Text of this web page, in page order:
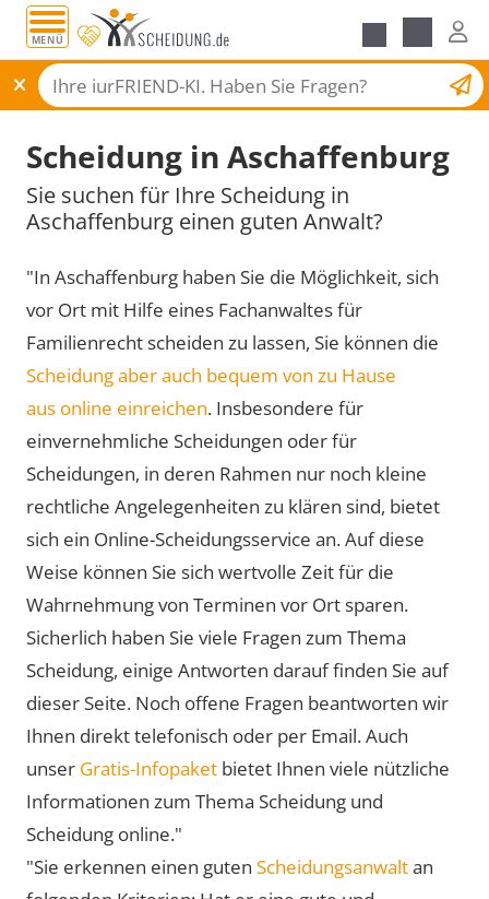
MENÜ
Scheidungsantrag
Scheidung in Aschaffenburg
Sie suchen für Ihre Scheidung in
Aschaffenburg einen guten Anwalt?
"In Aschaffenburg haben Sie die Möglichkeit, sich
vor Ort mit Hilfe eines Fachanwaltes für
Familienrecht scheiden zu lassen, Sie können die
Scheidung aber auch bequem von zu Hause
aus online einreichen. Insbesondere für
einvernehmliche Scheidungen oder für
Scheidungen, in deren Rahmen nur noch kleine
rechtliche Angelegenheiten zu klären sind, bietet
sich ein Online-Scheidungsservice an. Auf diese
Weise können Sie sich wertvolle Zeit für die
Wahrnehmung von Terminen vor Ort sparen.
Sicherlich haben Sie viele Fragen zum Thema
Scheidung, einige Antworten darauf finden Sie auf
dieser Seite. Noch offene Fragen beantworten wir
Ihnen direkt telefonisch oder per Email. Auch
unser Gratis-Infopaket bietet Ihnen viele nützliche
Informationen zum Thema Scheidung und
Scheidung online."
"Sie erkennen einen guten Scheidungsanwaltan